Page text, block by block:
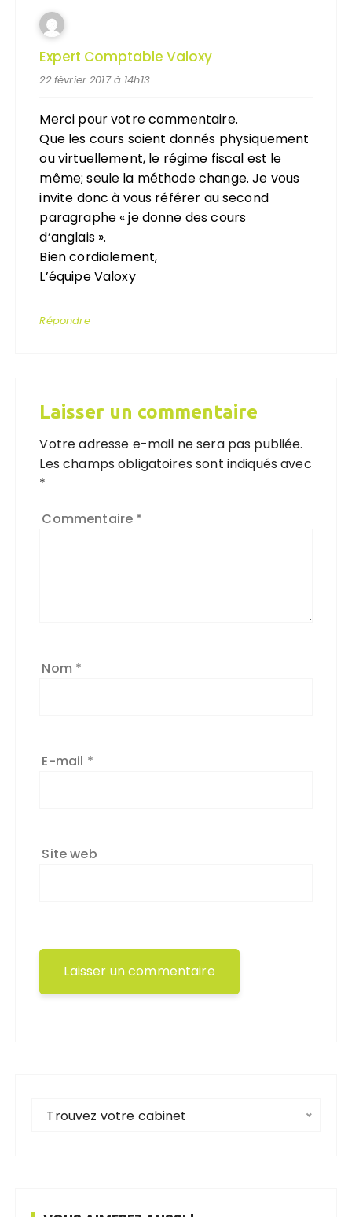
Expert Comptable Valoxy
22 février 2017 à 14h13
Merci pour votre commentaire.
Que les cours soient donnés physiquement
ou virtuellement, le régime fiscal est le
même; seule la méthode change. Je vous
invite donc à vous référer au second
paragraphe « je donne des cours
d’anglais ».
Bien cordialement,
L’équipe Valoxy
Répondre
Laisser un commentaire
Votre adresse e-mail ne sera pas publiée.
Les champs obligatoires sont indiqués avec
*
Commentaire *
Nom *
E-mail *
Site web
Trouvez votre cabinet